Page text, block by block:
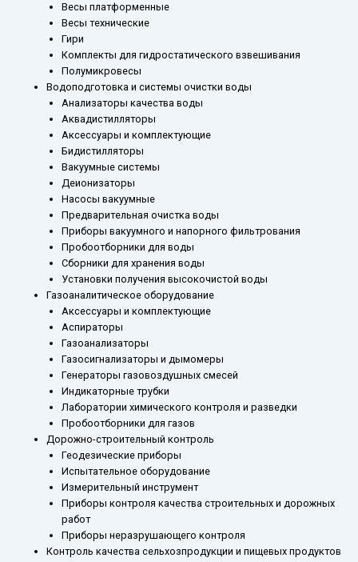
Весы платформенные
Весы технические
Гири
Комплекты для гидростатического взвешивания
Полумикровесы
Водоподготовка и системы очистки воды
Анализаторы качества воды
Аквадистилляторы
Аксессуары и комплектующие
Бидистилляторы
Вакуумные системы
Деионизаторы
Насосы вакуумные
Предварительная очистка воды
Приборы вакуумного и напорного фильтрования
Пробоотборники для воды
Сборники для хранения воды
Установки получения высокочистой воды
Газоаналитическое оборудование
Аксессуары и комплектующие
Аспираторы
Газоанализаторы
Газосигнализаторы и дымомеры
Генераторы газовоздушных смесей
Индикаторные трубки
Лаборатории химического контроля и разведки
Пробоотборники для газов
Дорожно-строительный контроль
Геодезические приборы
Испытательное оборудование
Измерительный инструмент
Приборы контроля качества строительных и дорожных
работ
Приборы неразрушающего контроля
Контроль качества сельхозпродукции и пищевых продуктов